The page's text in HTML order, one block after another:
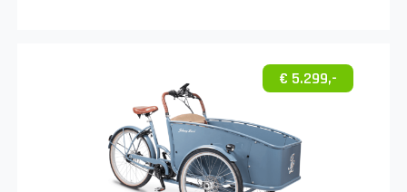
€ 5.299,-